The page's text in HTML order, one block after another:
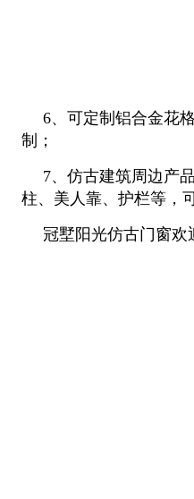
6、可定制铝合金花
制；
7、仿古建筑周边产
柱、美人靠、护栏等，
冠墅阳光仿古门窗欢